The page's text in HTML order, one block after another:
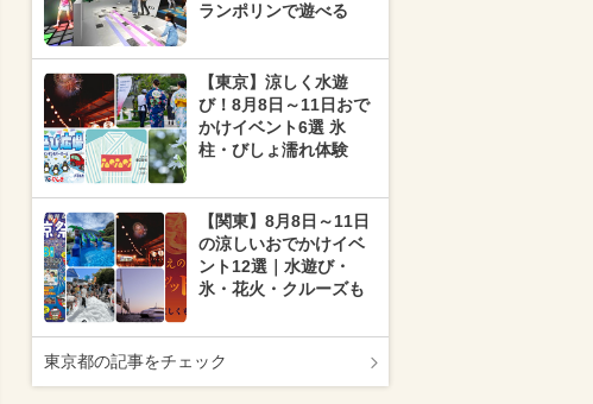
ランポリンで遊べる
【東京】涼しく水遊
び！8月8日～11日おで
かけイベント6選 氷
柱・びしょ濡れ体験
【関東】8月8日～11日
の涼しいおでかけイベ
ント12選｜水遊び・
氷・花火・クルーズも
東京都の記事をチェック